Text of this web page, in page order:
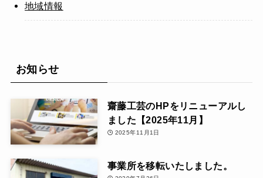
地域情報
お知らせ
齋藤工芸のHPをリニューアルし
ました【2025年11月】
2025年11月1日
事業所を移転いたしました。